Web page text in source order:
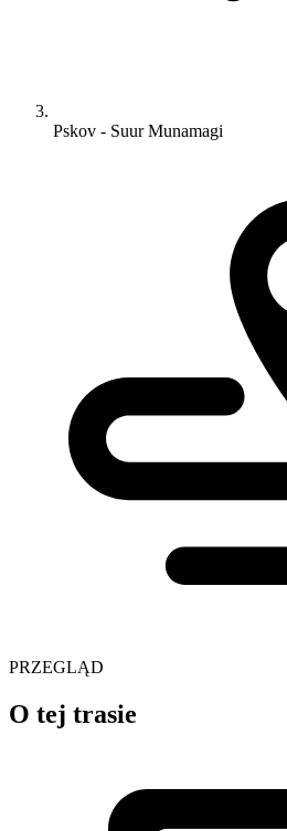
Pskov - Suur Munamagi
PRZEGLĄD
O tej trasie